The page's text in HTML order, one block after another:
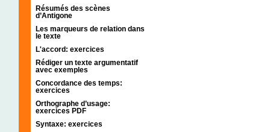
Résumés des scènes
d’Antigone
Les marqueurs de relation dans
le texte
L'accord: exercices
Rédiger un texte argumentatif
avec exemples
Concordance des temps:
exercices
Orthographe d’usage:
exercices PDF
Syntaxe: exercices